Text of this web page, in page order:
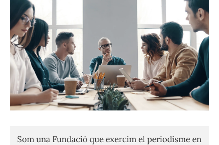
Som una Fundació que exercim el periodisme en